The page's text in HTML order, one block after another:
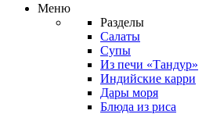
Меню
Разделы
Салаты
Супы
Из печи «Тандур»
Индийские карри
Дары моря
Блюда из риса